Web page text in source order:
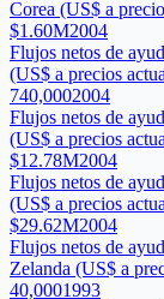
Corea (US$ a
$1.60M2004
Flujos netos de
(US$ a precios
740,0002004
Flujos netos de
(US$ a precios
$12.78M2004
Flujos netos de
(US$ a precios
$29.62M2004
Flujos netos de
Zelanda (US$ a
40,0001993